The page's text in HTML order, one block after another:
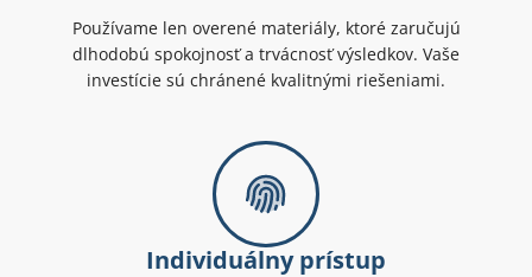
Používame len overené materiály, ktoré zaručujú
dlhodobú spokojnosť a trvácnosť výsledkov. Vaše
investície sú chránené kvalitnými riešeniami.
Individuálny prístup